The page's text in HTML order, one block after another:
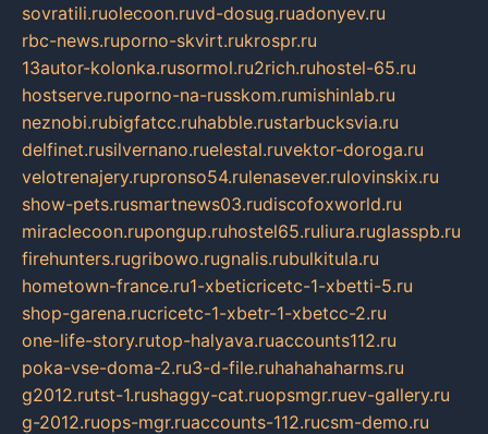
sovratili.ruolecoon.ruvd-dosug.ruadonyev.ru
rbc-news.ruporno-skvirt.rukrospr.ru
13autor-kolonka.rusormol.ru2rich.ruhostel-65.ru
hostserve.ruporno-na-russkom.rumishinlab.ru
neznobi.rubigfatcc.ruhabble.rustarbucksvia.ru
delfinet.rusilvernano.ruelestal.ruvektor-doroga.ru
velotrenajery.rupronso54.rulenasever.rulovinskix.ru
show-pets.rusmartnews03.rudiscofoxworld.ru
miraclecoon.rupongup.ruhostel65.ruliura.ruglasspb.ru
firehunters.rugribowo.rugnalis.rubulkitula.ru
hometown-france.ru1-xbeticricetc-1-xbetti-5.ru
shop-garena.rucricetc-1-xbetr-1-xbetcc-2.ru
one-life-story.rutop-halyava.ruaccounts112.ru
poka-vse-doma-2.ru3-d-file.ruhahahaharms.ru
g2012.rutst-1.rushaggy-cat.ruopsmgr.ruev-gallery.ru
g-2012.ruops-mgr.ruaccounts-112.rucsm-demo.ru